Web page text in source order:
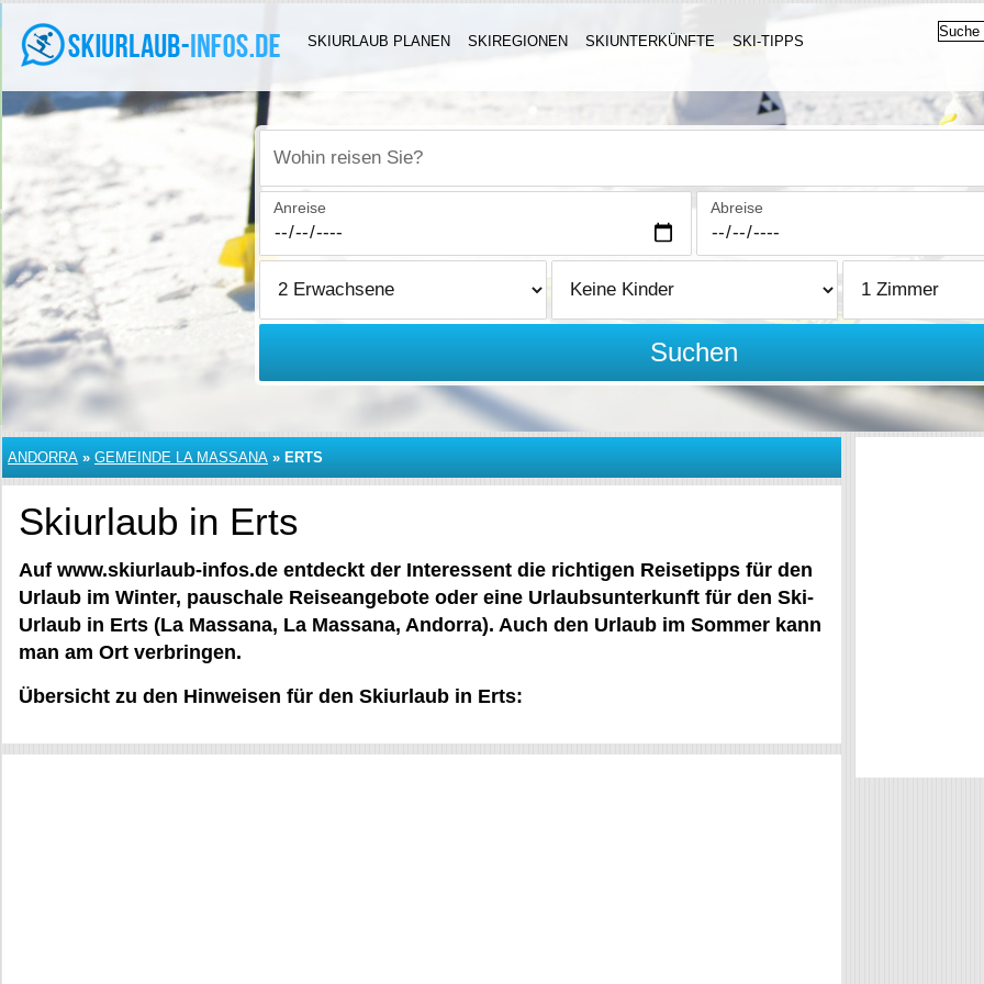
SKIURLAUB PLANEN SKIREGIONEN SKIUNTERKÜNFTE SKI-TIPPS
Wohin reisen Sie?
Anreise Abreise
Suchen
ANDORRA » GEMEINDE LA MASSANA » ERTS
Skiurlaub in Erts
Auf www.skiurlaub-infos.de entdeckt der Interessent die richtigen Reisetipps für den
Urlaub im Winter, pauschale Reiseangebote oder eine Urlaubsunterkunft für den Ski-
Urlaub in Erts (La Massana, La Massana, Andorra). Auch den Urlaub im Sommer kann
man am Ort verbringen.
Übersicht zu den Hinweisen für den Skiurlaub in Erts: